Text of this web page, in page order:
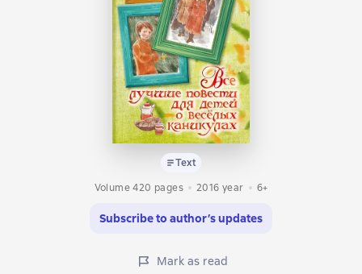
Text
Volume 420 pages
2016 year 6+
Subscribe to author’s updates
Mark as read